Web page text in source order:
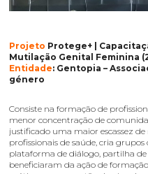
Projeto Protege+ |
Mutilação Genital Feminina
Entidade: Gentopia –
género
Consiste na formação de
menor concentração de
justificado uma maior escassez de
profissionais de saúde, cria
plataforma de diálogo, partilha de
beneficiaram da ação de